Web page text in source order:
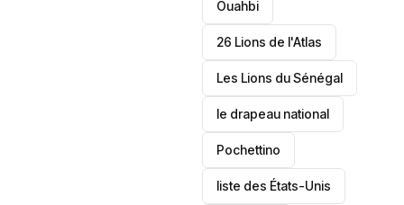
Ouahbi
26 Lions de l'Atlas
Les Lions du Sénégal
le drapeau national
Pochettino
liste des États-Unis